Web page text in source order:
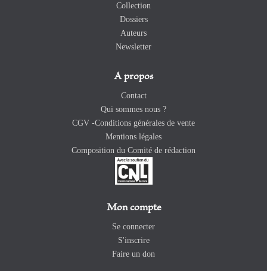
Collection
Dossiers
Auteurs
Newsletter
A propos
Contact
Qui sommes nous ?
CGV -Conditions générales de vente
Mentions légales
Composition du Comité de rédaction
Mon compte
Se connecter
S'inscrire
Faire un don